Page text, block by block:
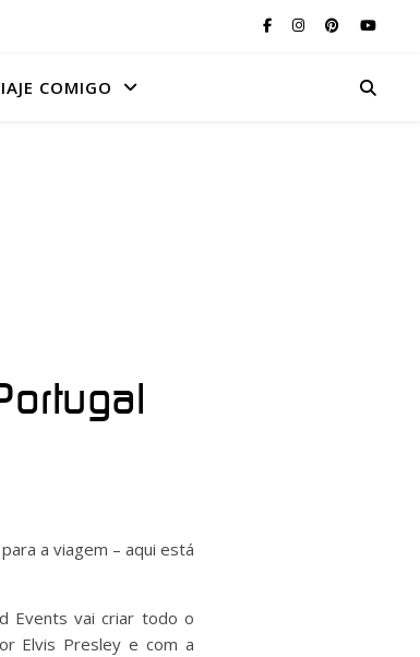
COMIGO
a viagem – aqui está
Events vai criar todo o
Elvis Presley e com a